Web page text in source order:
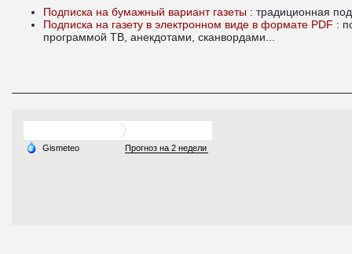
Подписка на бумажный вариант газеты : традиционная
Подписка на газету в электронном виде в формате PDF :
программой ТВ, анекдотами, сканвордами...